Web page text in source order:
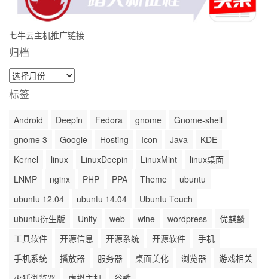
七牛云主机推广链接
归档
归
档
标签
Android Deepin Fedora gnome
Gnome-shell
gnome 3
Google Hosting Icon Java
KDE
Kernel
linux LinuxDeepin LinuxMint
linux桌面
LNMP
nginx PHP PPA Theme
ubuntu
ubuntu 12.04
ubuntu 14.04
Ubuntu Touch
ubuntu衍生版
Unity web wine wordpress
优麒麟
工具软件
开源信息 开源系统 开源软件
手机
手机系统
播放器 服务器 桌面美化 浏览器
游戏相关